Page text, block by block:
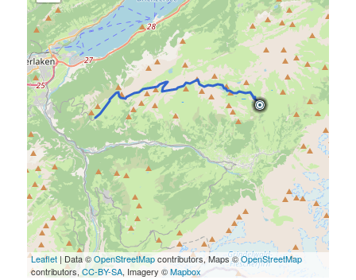
Leaflet | Data ©OpenStreetMapcontributors, Maps ©OpenStreetMap
contributors,CC-BY-SA, Imagery ©Mapbox